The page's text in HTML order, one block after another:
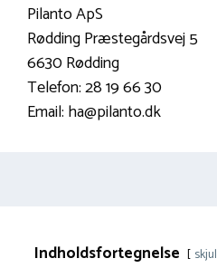
Pilanto ApS
Rødding Præstegårdsvej 5
6630 Rødding
Telefon: 28 19 66 30
Email: ha@pilanto.dk
Indholdsfortegnelse skjul